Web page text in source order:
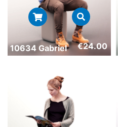
10634 Gabriel €24.00